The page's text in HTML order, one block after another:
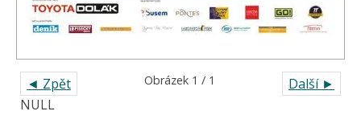
◄ Zpět Další ►
Obrázek 1 / 1
NULL